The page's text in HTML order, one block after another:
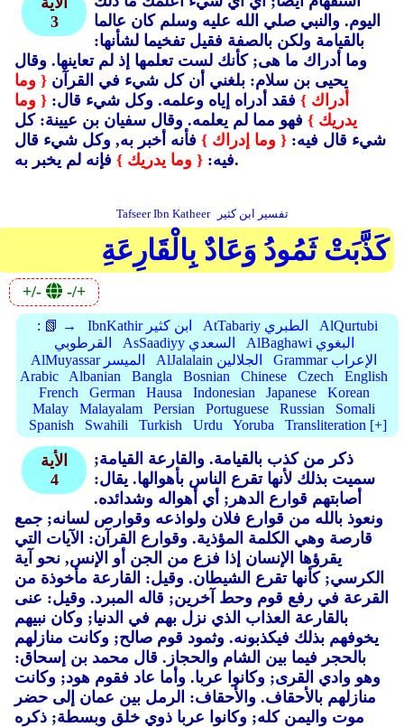
3
اليوم. والنبي صلي الله عليه وسلم كان عالما
بالقيامة ولكن بالصفة فقيل تفخيما لشأنها:
وما أدراك ما هى; كأنك لست تعلمها إذ لم تعاينها. وقال
يحيى بن سلام: بلغني أن كل شيء في القرآن { وما
أدراك } فقد أدراه إياه وعلمه. وكل شيء قال: { وما
يدريك } فهو مما لم يعلمه. وقال سفيان بن عيينة: كل
شيء قال فيه: { وما إدراك } فأنه أخبر به, وكل شيء قال
فيه: { وما يدريك } فإنه لم يخبر به.
Tafseer Ibn Katheer تفسير ابن كثير
كَذَّبَتْ ثَمُودُ وَعَادٌ بِالْقَارِعَةِ
+/- -/+
: 📗 → IbnKathir ابن كثير AtTabariy الطبري
AlQurtubi
القرطوبي
AsSaadiyy السعدي
AlBaghawi البغوي
AlMuyassar الميسر
AlJalalain الجلالين
Grammar الإعراب
Arabic
Albanian Bangla Bosnian Chinese Czech
English
French
German Hausa Indonesian Japanese
Korean
Malay
Malayalam Persian Portuguese Russian
Somali
Spanish
Swahili Turkish Urdu Yoruba Transliteration [+]
الأية
4
ذكر من كذب بالقيامة. والقارعة القيامة;
سميت بذلك لأنها تقرع الناس بأهوالها. يقال:
أصابتهم قوارع الدهر; أي أهواله وشدائده.
ونعوذ بالله من قوارع فلان ولواذعه وقوارص لسانه; جمع
قارصة وهي الكلمة المؤذية. وقوارع القرآن: الآيات التي
يقرؤها الإنسان إذا فزع من الجن أو الإنس, نحو آية
الكرسي; كأنها تقرع الشيطان. وقيل: القارعة مأخوذة من
القرعة في رفع قوم وحط آخرين; قاله المبرد. وقيل: عنى
بالقارعة العذاب الذي نزل بهم في الدنيا; وكان نبيهم
يخوفهم بذلك فيكذبونه. وثمود قوم صالح; وكانت منازلهم
بالحجر فيما بين الشام والحجاز. قال محمد بن إسحاق:
وهو وادي القرى; وكانوا عربا. وأما عاد فقوم هود; وكانت
منازلهم بالأحقاف. والأحقاف: الرمل بين عمان إلى حضر
موت واليمن كله; وكانوا عربا ذوي خلق وبسطة; ذكره